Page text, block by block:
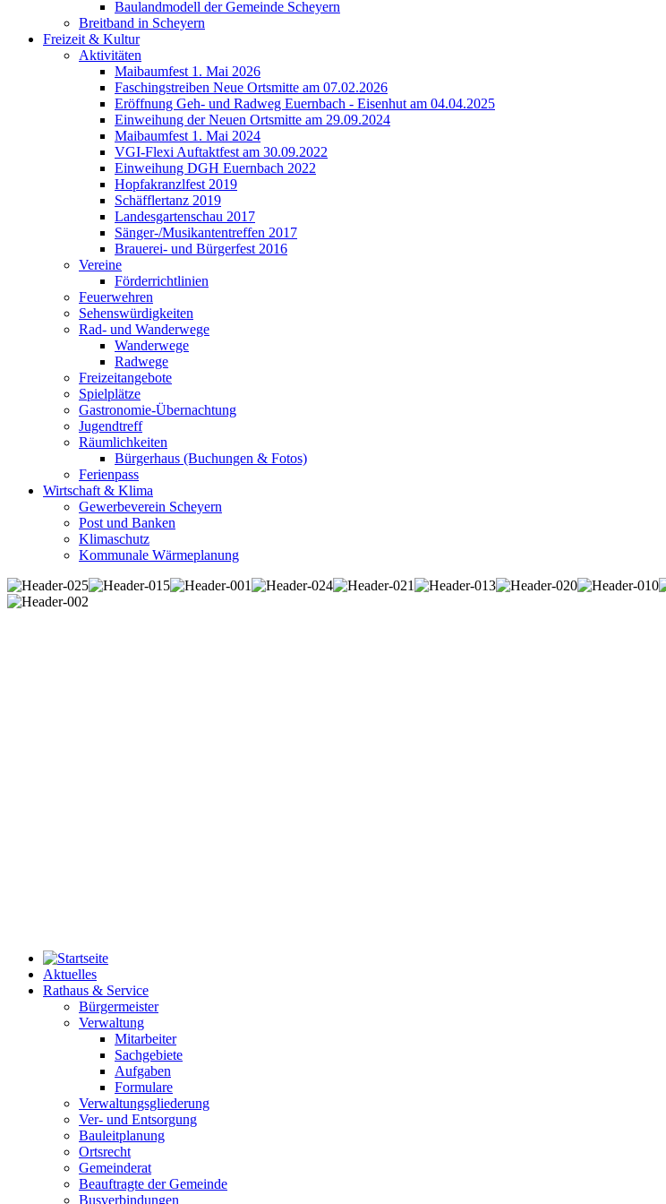
Baulandmodell der Gemeinde Scheyern
Breitband in Scheyern
Freizeit & Kultur
Aktivitäten
Maibaumfest 1. Mai 2026
Faschingstreiben Neue Ortsmitte am 07.02.2026
Eröffnung Geh- und Radweg Euernbach - Eisenhut am 04.04.2025
Einweihung der Neuen Ortsmitte am 29.09.2024
Maibaumfest 1. Mai 2024
VGI-Flexi Auftaktfest am 30.09.2022
Einweihung DGH Euernbach 2022
Hopfakranzlfest 2019
Schäfflertanz 2019
Landesgartenschau 2017
Sänger-/Musikantentreffen 2017
Brauerei- und Bürgerfest 2016
Vereine
Förderrichtlinien
Feuerwehren
Sehenswürdigkeiten
Rad- und Wanderwege
Wanderwege
Radwege
Freizeitangebote
Spielplätze
Gastronomie-Übernachtung
Jugendtreff
Räumlichkeiten
Bürgerhaus (Buchungen & Fotos)
Ferienpass
Wirtschaft & Klima
Gewerbeverein Scheyern
Post und Banken
Klimaschutz
Kommunale Wärmeplanung
Aktuelles
Rathaus & Service
Bürgermeister
Verwaltung
Mitarbeiter
Sachgebiete
Aufgaben
Formulare
Verwaltungsgliederung
Ver- und Entsorgung
Bauleitplanung
Ortsrecht
Gemeinderat
Beauftragte der Gemeinde
Busverbindungen